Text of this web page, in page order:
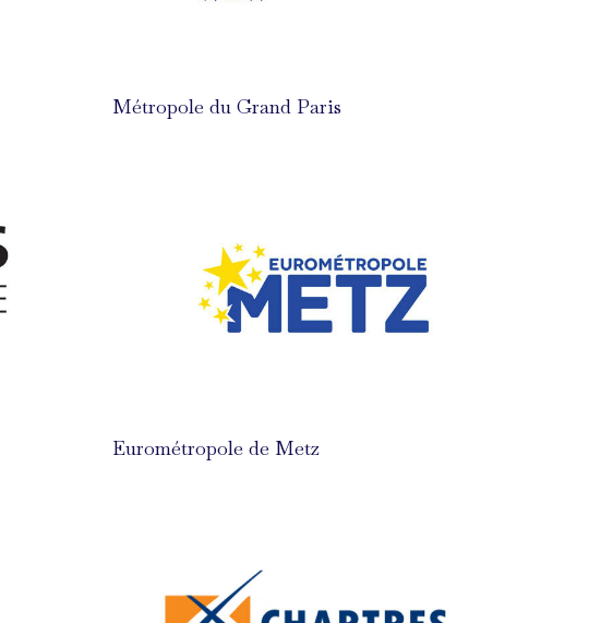
Métropole du Grand Paris
Eurométropole de Metz